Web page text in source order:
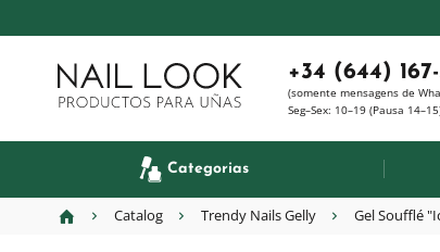
+34 (644) 167-
(somente mensagens de
Seg–Sex: 10–19 (Pausa
Categorias
Catalog Trendy Nails Gelly Gel Soufflé